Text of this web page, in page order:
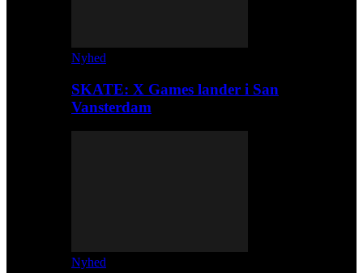
Nyhed
SKATE: X Games lander i San
Vansterdam
Nyhed